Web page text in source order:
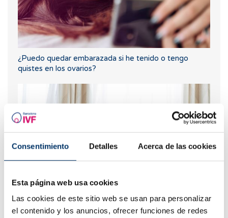
Consentimiento Detalles Acerca de las cookies
Esta página web usa cookies
Las cookies de este sitio web se usan para personalizar
el contenido y los anuncios, ofrecer funciones de redes
¿Puedo quedar embarazada si he tenido o tengo
quistes en los ovarios?
Curva larga de glucosa o TTOG: todo lo que debes
saber sobre esta prueba en el embarazo